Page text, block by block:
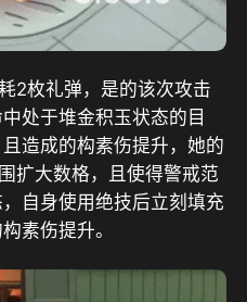
2枚礼弹，是的该次攻击
处于堆金积玉状态的目
造成的构素伤提升，她的
扩大数格，且使得警戒范
自身使用绝技后立刻填充
素伤提升。